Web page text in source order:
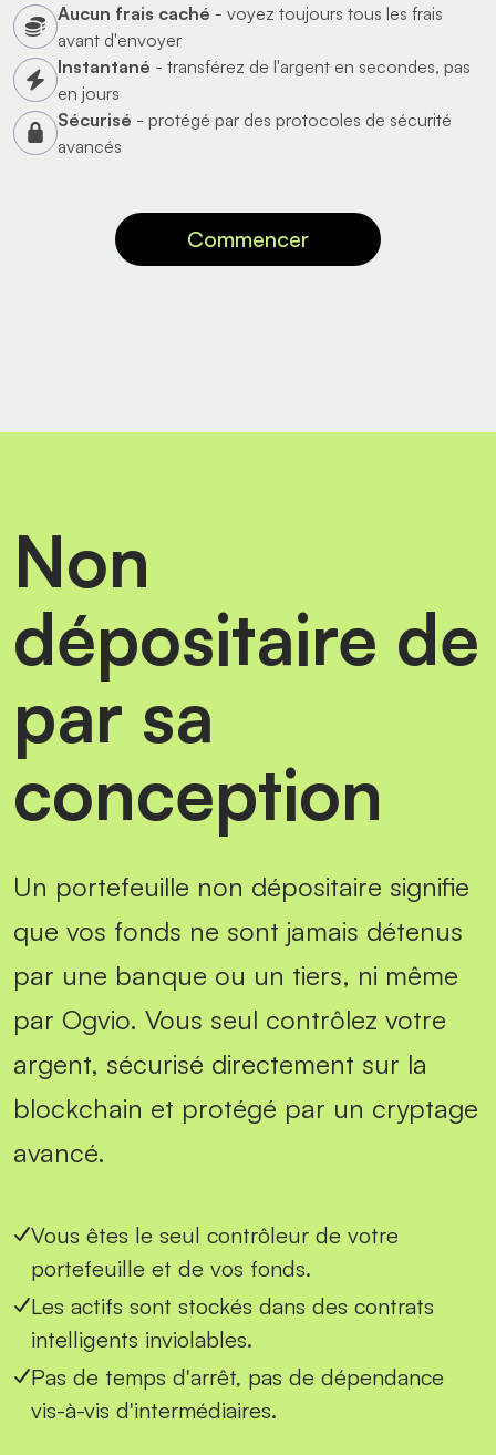
Aucun frais caché - voyez toujours tous les frais
avant d'envoyer
Instantané - transférez de l'argent en secondes, pas
en jours
Sécurisé - protégé par des protocoles de sécurité
avancés
Commencer
Non
dépositaire de
par sa
conception
Un portefeuille non dépositaire signifie
que vos fonds ne sont jamais détenus
par une banque ou un tiers, ni même
par Ogvio. Vous seul contrôlez votre
argent, sécurisé directement sur la
blockchain et protégé par un cryptage
avancé.
Vous êtes le seul contrôleur de votre
portefeuille et de vos fonds.
Les actifs sont stockés dans des contrats
intelligents inviolables.
Pas de temps d'arrêt, pas de dépendance
vis-à-vis d'intermédiaires.